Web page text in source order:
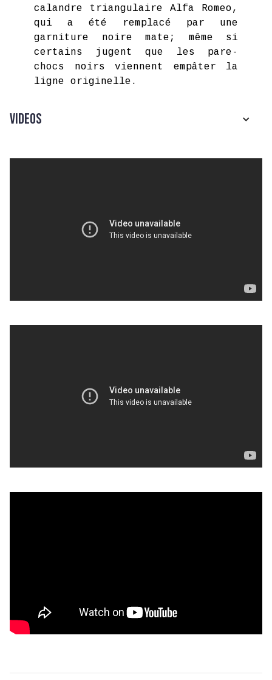
calandre triangulaire Alfa Romeo,
qui a été remplacé par une
garniture noire mate; même si
certains jugent que les pare-
chocs noirs viennent empâter la
ligne originelle.
Videos